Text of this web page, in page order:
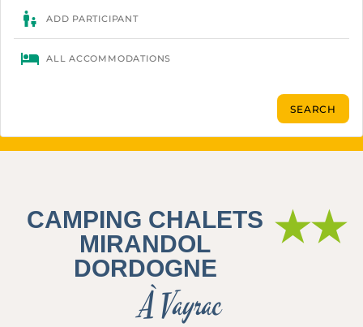
CAMPING CHALETS
MIRANDOL
DORDOGNE
★★
À Vayrac